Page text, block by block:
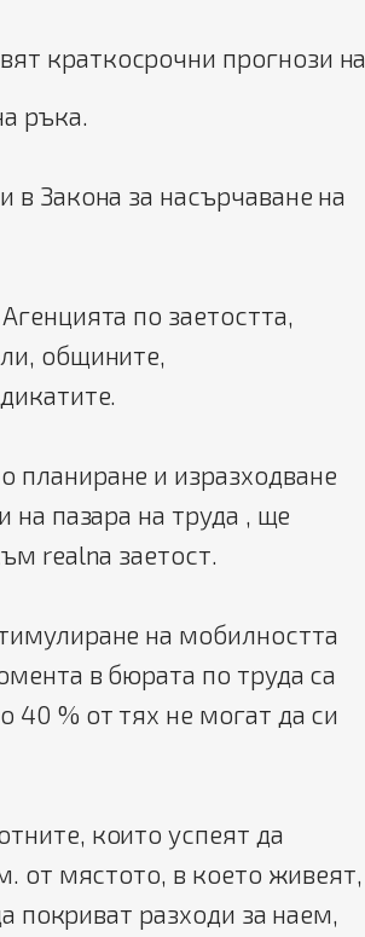
краткосрочни прогнози на
ръка.
Закона за насърчаване на
по заетостта,
общините,
и изразходване
на пазара на труда , ще
realna заетост.
на мобилността
в бюрата по труда са
% от тях не могат да си
които успеят да
от мястото, в което живеят,
покриват разходи за наем,